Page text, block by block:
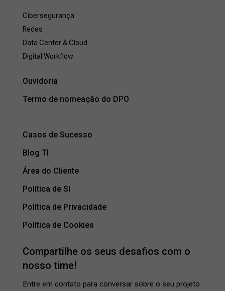
Cibersegurança
Redes
Data Center & Cloud
Digital Workflow
Ouvidoria
Termo de nomeação do DPO
Casos de Sucesso
Blog TI
Área do Cliente
Política de SI
Política de Privacidade
Política de Cookies
Compartilhe os seus desafios com o
nosso time!
Entre em contato para conversar sobre o seu projeto